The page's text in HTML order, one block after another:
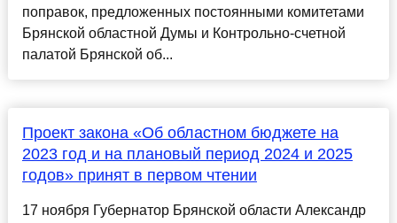
поправок, предложенных постоянными комитетами
Брянской областной Думы и Контрольно-счетной
палатой Брянской об...
Проект закона «Об областном бюджете на
2023 год и на плановый период 2024 и 2025
годов» принят в первом чтении
17 ноября Губернатор Брянской области Александр